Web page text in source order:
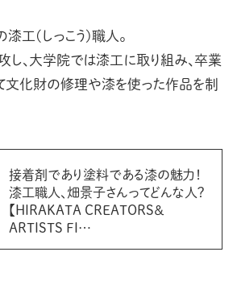
工(しっこう)職人。
し、大学院では漆工に取り組み、卒業
文化財の修理や漆を使った作品を制
接着剤であり塗料である漆の魅力！
漆工職人、畑景子さんってどんな人？
【HIRAKATA CREATORS＆
ARTISTS FI…